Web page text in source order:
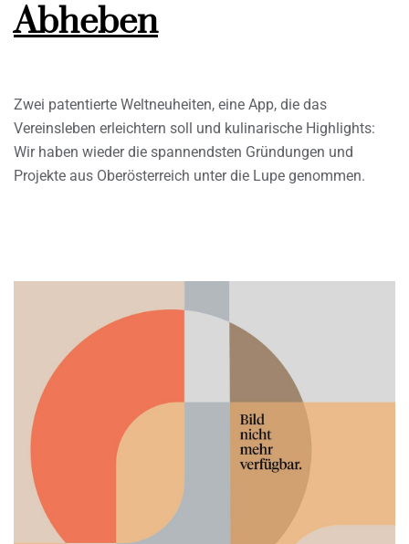
Abheben
Zwei patentierte Weltneuheiten, eine App, die das
Vereinsleben erleichtern soll und kulinarische Highlights:
Wir haben wieder die spannendsten Gründungen und
Projekte aus Oberösterreich unter die Lupe genommen.